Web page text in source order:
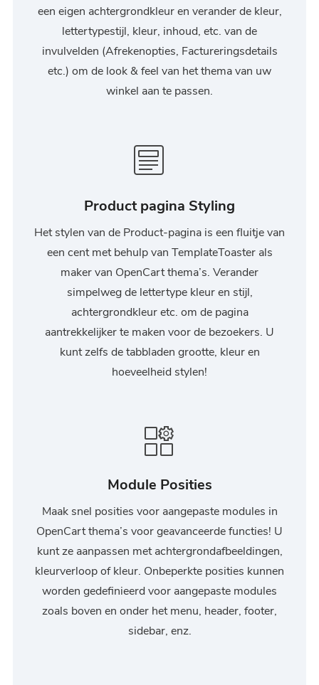
een eigen achtergrondkleur en verander de kleur,
lettertypestijl, kleur, inhoud, etc. van de
invulvelden (Afrekenopties, Factureringsdetails
etc.) om de look & feel van het thema van uw
winkel aan te passen.
Product pagina Styling
Het stylen van de Product-pagina is een fluitje van
een cent met behulp van TemplateToaster als
maker van OpenCart thema’s. Verander
simpelweg de lettertype kleur en stijl,
achtergrondkleur etc. om de pagina
aantrekkelijker te maken voor de bezoekers. U
kunt zelfs de tabbladen grootte, kleur en
hoeveelheid stylen!
Module Posities
Maak snel posities voor aangepaste modules in
OpenCart thema’s voor geavanceerde functies! U
kunt ze aanpassen met achtergrondafbeeldingen,
kleurverloop of kleur. Onbeperkte posities kunnen
worden gedefinieerd voor aangepaste modules
zoals boven en onder het menu, header, footer,
sidebar, enz.